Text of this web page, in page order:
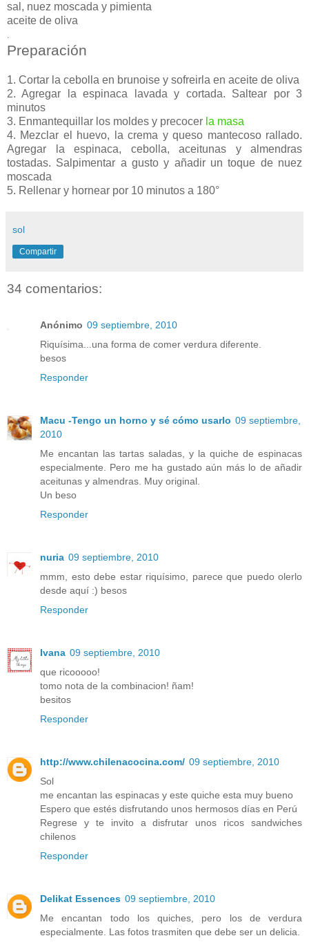
sal, nuez moscada y pimienta
aceite de oliva
.
Preparación
1. Cortar la cebolla en brunoise y sofreirla en aceite de oliva
2. Agregar la espinaca lavada y cortada. Saltear por 3
minutos
3. Enmantequillar los moldes y precocer la masa
4. Mezclar el huevo, la crema y queso mantecoso rallado.
Agregar la espinaca, cebolla, aceitunas y almendras
tostadas. Salpimentar a gusto y añadir un toque de nuez
moscada
5. Rellenar y hornear por 10 minutos a 180°
sol
Compartir
34 comentarios:
Anónimo 09 septiembre, 2010
Riquísima...una forma de comer verdura diferente.
besos
Responder
Macu -Tengo un horno y sé cómo usarlo 09 septiembre,
2010
Me encantan las tartas saladas, y la quiche de espinacas
especialmente. Pero me ha gustado aún más lo de añadir
aceitunas y almendras. Muy original.
Un beso
Responder
nuria 09 septiembre, 2010
mmm, esto debe estar riquísimo, parece que puedo olerlo
desde aquí :) besos
Responder
Ivana 09 septiembre, 2010
que ricooooo!
tomo nota de la combinacion! ñam!
besitos
Responder
http://www.chilenacocina.com/ 09 septiembre, 2010
Sol
me encantan las espinacas y este quiche esta muy bueno
Espero que estés disfrutando unos hermosos días en Perú
Regrese y te invito a disfrutar unos ricos sandwiches
chilenos
Responder
Delikat Essences 09 septiembre, 2010
Me encantan todo los quiches, pero los de verdura
especialmente. Las fotos trasmiten que debe ser un delicia.